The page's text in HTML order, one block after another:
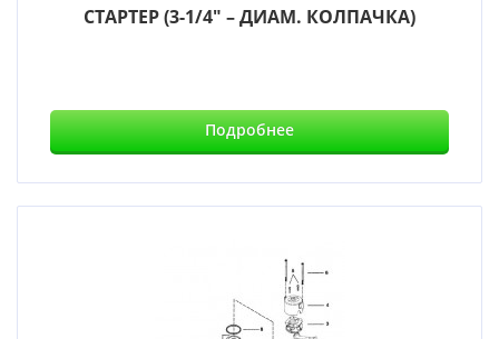
СТАРТЕР (3-1/4" – ДИАМ. КОЛПАЧКА)
Подробнее